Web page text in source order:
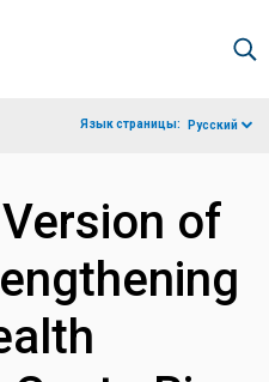
Язык страницы: Русский
of